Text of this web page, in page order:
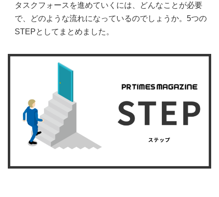
タスクフォースを進めていくには、どんなことが必要
で、どのような流れになっているのでしょうか。5つの
STEPとしてまとめました。